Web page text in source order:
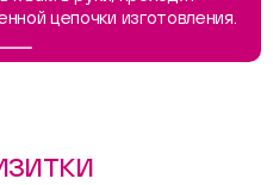
цепочки изготовления.